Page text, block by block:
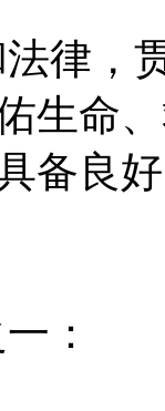
律，
生命
备良
：